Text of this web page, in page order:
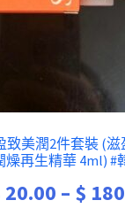
致美潤2件套裝 (
燥再生精華 4ml) #
20.00 – $